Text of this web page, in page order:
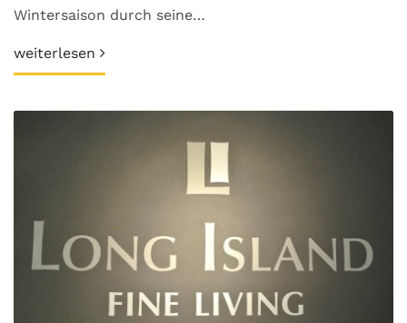
Wintersaison durch seine…
weiterlesen